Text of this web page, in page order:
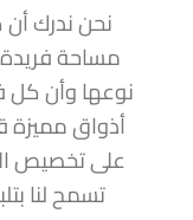
نحن ندرك
مساحة
نوعها وأن كل
أذواق مميزة
على تخصيص
تسمح لنا